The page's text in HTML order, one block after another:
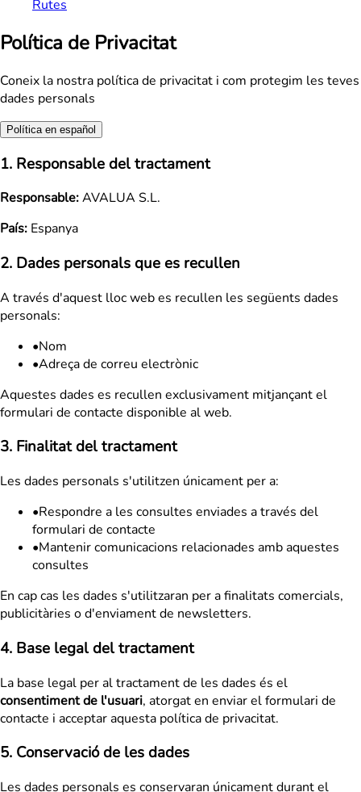
Rutes
Política de Privacitat
Coneix la nostra política de privacitat i com protegim les teves
dades personals
Política en español
1. Responsable del tractament
Responsable:AVALUA S.L.
País: Espanya
2. Dades personals que es recullen
A través d'aquest lloc web es recullen les següents dades
personals:
•Nom
•Adreça de correu electrònic
Aquestes dades es recullen exclusivament mitjançant el
formulari de contacte disponible al web.
3. Finalitat del tractament
Les dades personals s'utilitzen únicament per a:
•Respondre a les consultes enviades a través del
formulari de contacte
•Mantenir comunicacions relacionades amb aquestes
consultes
En cap cas les dades s'utilitzaran per a finalitats comercials,
publicitàries o d'enviament de newsletters.
4. Base legal del tractament
La base legal per al tractament de les dades és el
consentiment de l'usuari, atorgat en enviar el formulari de
contacte i acceptar aquesta política de privacitat.
5. Conservació de les dades
Les dades personals es conservaran únicament durant el